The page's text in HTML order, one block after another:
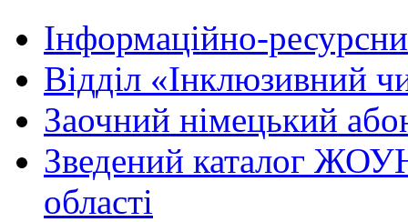
Інформаційно-
Вiддiл «Інклюзивний
Заочний німецький
Зведений каталог
області